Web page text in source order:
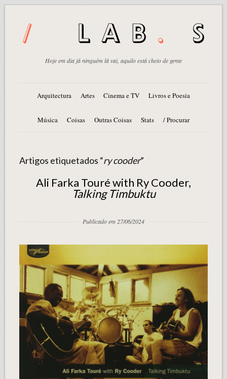
Hoje em dia já ninguém lá vai, aquilo está cheio de gente
Arquitectura Artes Cinema e TV Livros e Poesia
Música Coisas Outras Coisas Stats / Procurar
Artigos etiquetados “ry cooder”
Ali Farka Touré with Ry Cooder,
Talking Timbuktu
Publicado em 27/06/2024